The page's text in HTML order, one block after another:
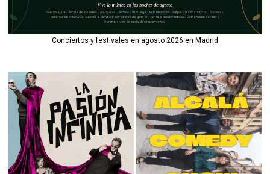
Conciertos y festivales en agosto 2026 en Madrid